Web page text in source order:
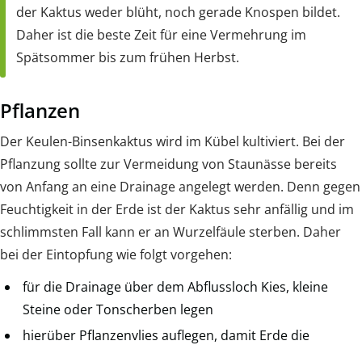
der Kaktus weder blüht, noch gerade Knospen bildet.
Daher ist die beste Zeit für eine Vermehrung im
Spätsommer bis zum frühen Herbst.
Pflanzen
Der Keulen-Binsenkaktus wird im Kübel kultiviert. Bei der
Pflanzung sollte zur Vermeidung von Staunässe bereits
von Anfang an eine Drainage angelegt werden. Denn gegen
Feuchtigkeit in der Erde ist der Kaktus sehr anfällig und im
schlimmsten Fall kann er an Wurzelfäule sterben. Daher
bei der Eintopfung wie folgt vorgehen:
für die Drainage über dem Abflussloch Kies, kleine
Steine oder Tonscherben legen
hierüber Pflanzenvlies auflegen, damit Erde die